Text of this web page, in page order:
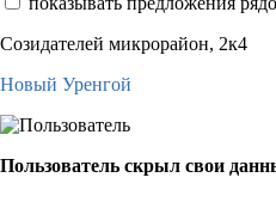
Созидателей микрорайон, 2к4
Новый Уренгой
Пользователь скрыл свои